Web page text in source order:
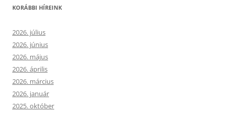
KORÁBBI HÍREINK
2026. július
2026. június
2026. május
2026. április
2026. március
2026. január
2025. október